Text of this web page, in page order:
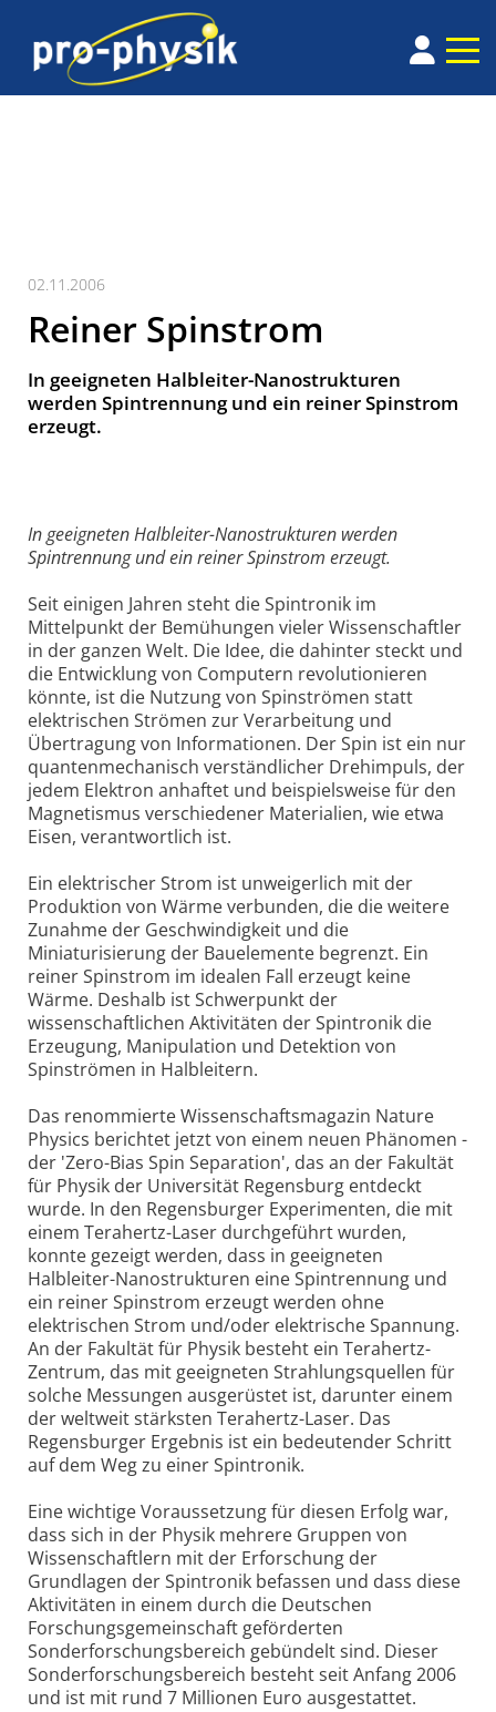
02.11.2006
Reiner Spinstrom
In geeigneten Halbleiter-Nanostrukturen
werden Spintrennung und ein reiner Spinstrom
erzeugt.
In geeigneten Halbleiter-Nanostrukturen werden
Spintrennung und ein reiner Spinstrom erzeugt.
Seit einigen Jahren steht die Spintronik im
Mittelpunkt der Bemühungen vieler Wissenschaftler
in der ganzen Welt. Die Idee, die dahinter steckt und
die Entwicklung von Computern revolutionieren
könnte, ist die Nutzung von Spinströmen statt
elektrischen Strömen zur Verarbeitung und
Übertragung von Informationen. Der Spin ist ein nur
quantenmechanisch verständlicher Drehimpuls, der
jedem Elektron anhaftet und beispielsweise für den
Magnetismus verschiedener Materialien, wie etwa
Eisen, verantwortlich ist.
Ein elektrischer Strom ist unweigerlich mit der
Produktion von Wärme verbunden, die die weitere
Zunahme der Geschwindigkeit und die
Miniaturisierung der Bauelemente begrenzt. Ein
reiner Spinstrom im idealen Fall erzeugt keine
Wärme. Deshalb ist Schwerpunkt der
wissenschaftlichen Aktivitäten der Spintronik die
Erzeugung, Manipulation und Detektion von
Spinströmen in Halbleitern.
Das renommierte Wissenschaftsmagazin Nature
Physics berichtet jetzt von einem neuen Phänomen -
der 'Zero-Bias Spin Separation', das an der Fakultät
für Physik der Universität Regensburg entdeckt
wurde. In den Regensburger Experimenten, die mit
einem Terahertz-Laser durchgeführt wurden,
konnte gezeigt werden, dass in geeigneten
Halbleiter-Nanostrukturen eine Spintrennung und
ein reiner Spinstrom erzeugt werden ohne
elektrischen Strom und/oder elektrische Spannung.
An der Fakultät für Physik besteht ein Terahertz-
Zentrum, das mit geeigneten Strahlungsquellen für
solche Messungen ausgerüstet ist, darunter einem
der weltweit stärksten Terahertz-Laser. Das
Regensburger Ergebnis ist ein bedeutender Schritt
auf dem Weg zu einer Spintronik.
Eine wichtige Voraussetzung für diesen Erfolg war,
dass sich in der Physik mehrere Gruppen von
Wissenschaftlern mit der Erforschung der
Grundlagen der Spintronik befassen und dass diese
Aktivitäten in einem durch die Deutschen
Forschungsgemeinschaft geförderten
Sonderforschungsbereich gebündelt sind. Dieser
Sonderforschungsbereich besteht seit Anfang 2006
und ist mit rund 7 Millionen Euro ausgestattet.